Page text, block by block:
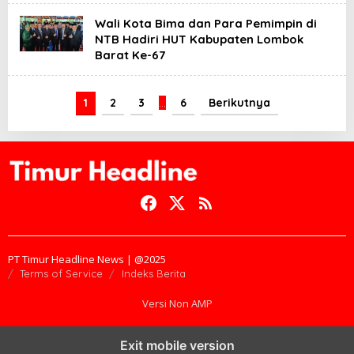
Wali Kota Bima dan Para Pemimpin di
NTB Hadiri HUT Kabupaten Lombok
Barat Ke-67
1 2 3 … 6 Berikutnya
PT Timur Headline News | @2025
Terms of Service Indeks Berita
Versi Non AMP
Exit mobile version